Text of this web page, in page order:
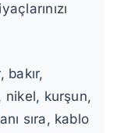
bakır,
nikel, kurşun,
sıra, kablo